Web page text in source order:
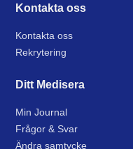
Kontakta oss
Kontakta oss
Rekrytering
Ditt Medisera
Min Journal
Frågor & Svar
Ändra samtycke